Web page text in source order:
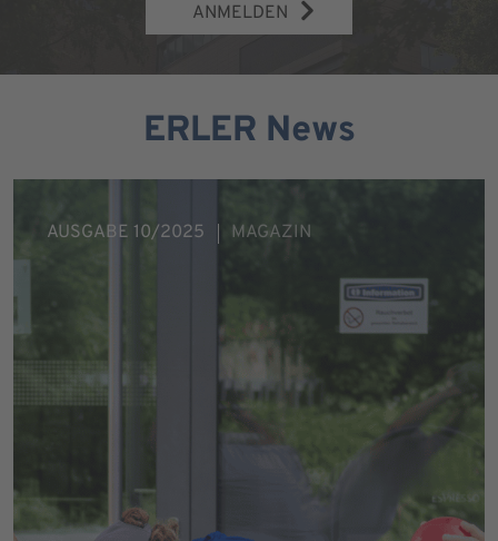
ANMELDEN
ERLER News
AUSGABE 10/2025 MAGAZIN